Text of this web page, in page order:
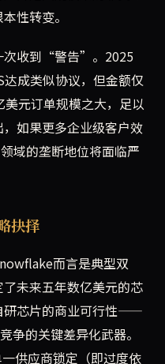
性转变。
次收到“警告”。2025
成类似协议，但金额仅
元订单规模之大，足以
如果更多企业级客户效
域的垄断地位将面临严
抉择
而言是典型双
未来五年数亿美元的芯
研芯片的商业可行性——
争的关键差异化武器。
供应商锁定（即过度依